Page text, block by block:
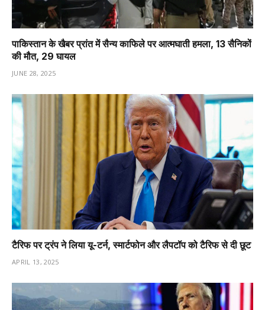
पाकिस्तान के खैबर प्रांत में सैन्य काफिले पर आत्मघाती हमला, 13 सैनिकों
की मौत, 29 घायल
JUNE 28, 2025
टैरिफ पर ट्रंप ने लिया यू-टर्न, स्मार्टफोन और लैपटॉप को टैरिफ से दी छूट
APRIL 13, 2025